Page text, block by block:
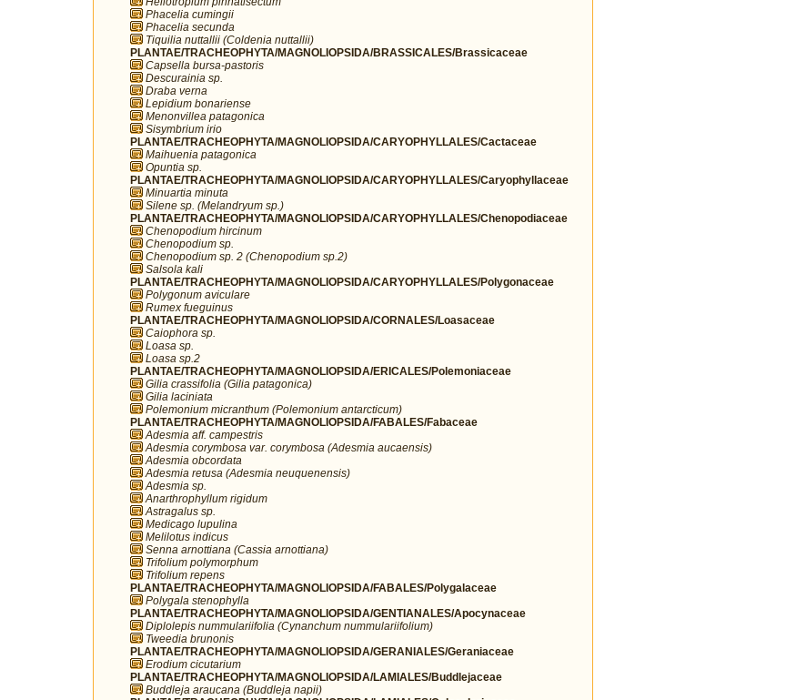
Phacelia cumingii
Phacelia secunda
Tiquilia nuttallii (Coldenia nuttallii)
PLANTAE/TRACHEOPHYTA/MAGNOLIOPSIDA/BRASSICALES/Brassicaceae
Capsella bursa-pastoris
Descurainia sp.
Draba verna
Lepidium bonariense
Menonvillea patagonica
Sisymbrium irio
PLANTAE/TRACHEOPHYTA/MAGNOLIOPSIDA/CARYOPHYLLALES/Cactaceae
Maihuenia patagonica
Opuntia sp.
PLANTAE/TRACHEOPHYTA/MAGNOLIOPSIDA/CARYOPHYLLALES/Caryophyllaceae
Minuartia minuta
Silene sp. (Melandryum sp.)
PLANTAE/TRACHEOPHYTA/MAGNOLIOPSIDA/CARYOPHYLLALES/Chenopodiaceae
Chenopodium hircinum
Chenopodium sp.
Chenopodium sp. 2 (Chenopodium sp.2)
Salsola kali
PLANTAE/TRACHEOPHYTA/MAGNOLIOPSIDA/CARYOPHYLLALES/Polygonaceae
Polygonum aviculare
Rumex fueguinus
PLANTAE/TRACHEOPHYTA/MAGNOLIOPSIDA/CORNALES/Loasaceae
Caiophora sp.
Loasa sp.
Loasa sp.2
PLANTAE/TRACHEOPHYTA/MAGNOLIOPSIDA/ERICALES/Polemoniaceae
Gilia crassifolia (Gilia patagonica)
Gilia laciniata
Polemonium micranthum (Polemonium antarcticum)
PLANTAE/TRACHEOPHYTA/MAGNOLIOPSIDA/FABALES/Fabaceae
Adesmia aff. campestris
Adesmia corymbosa var. corymbosa (Adesmia aucaensis)
Adesmia obcordata
Adesmia retusa (Adesmia neuquenensis)
Adesmia sp.
Anarthrophyllum rigidum
Astragalus sp.
Medicago lupulina
Melilotus indicus
Senna arnottiana (Cassia arnottiana)
Trifolium polymorphum
Trifolium repens
PLANTAE/TRACHEOPHYTA/MAGNOLIOPSIDA/FABALES/Polygalaceae
Polygala stenophylla
PLANTAE/TRACHEOPHYTA/MAGNOLIOPSIDA/GENTIANALES/Apocynaceae
Diplolepis nummulariifolia (Cynanchum nummulariifolium)
Tweedia brunonis
PLANTAE/TRACHEOPHYTA/MAGNOLIOPSIDA/GERANIALES/Geraniaceae
Erodium cicutarium
PLANTAE/TRACHEOPHYTA/MAGNOLIOPSIDA/LAMIALES/Buddlejaceae
Buddleja araucana (Buddleja napii)